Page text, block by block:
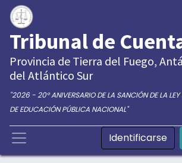
Tribunal de
Provincia de Tierra del Fuego,
del Atlántico Sur
"2026 - 20° ANIVERSARIO DE LA SANCIÓN DE LA
DE EDUCACIÓN PÚBLICA NACIONAL"
Identificarse